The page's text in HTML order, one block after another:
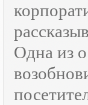
Одна из